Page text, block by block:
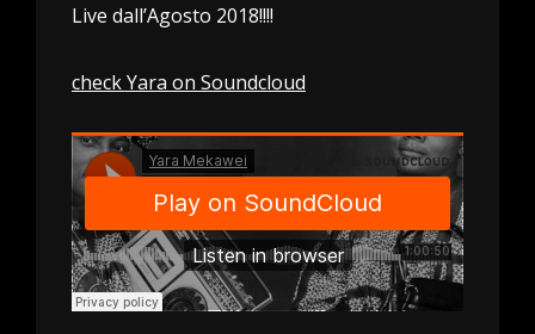
Live dall’Agosto 2018!!!!
check Yara on Soundcloud